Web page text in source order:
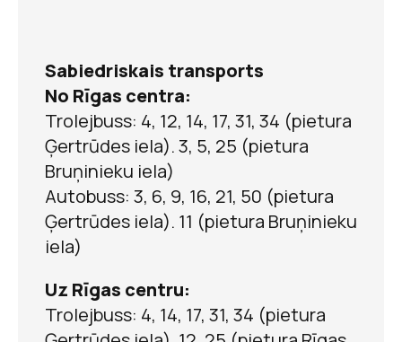
Sabiedriskais transports
No Rīgas centra:
Trolejbuss: 4, 12, 14, 17, 31, 34 (pietura
Ģertrūdes iela). 3, 5, 25 (pietura
Bruņinieku iela)
Autobuss: 3, 6, 9, 16, 21, 50 (pietura
Ģertrūdes iela). 11 (pietura Bruņinieku
iela)
Uz Rīgas centru:
Trolejbuss: 4, 14, 17, 31, 34 (pietura